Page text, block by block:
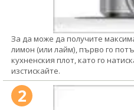
За да може да получите
лимон (или лайм), първо го
кухненския плот, като го
изстискайте.
2